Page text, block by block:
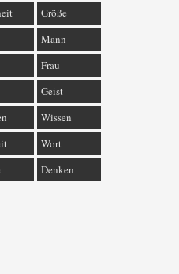
Größe
Mann
Frau
Geist
Wissen
Wort
Denken